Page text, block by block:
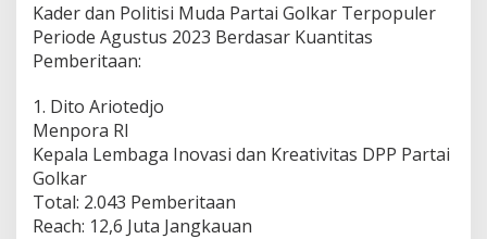
Kader dan Politisi Muda Partai Golkar Terpopuler
Periode Agustus 2023 Berdasar Kuantitas
Pemberitaan:
1. Dito Ariotedjo
Menpora RI
Kepala Lembaga Inovasi dan Kreativitas DPP Partai
Golkar
Total: 2.043 Pemberitaan
Reach: 12,6 Juta Jangkauan